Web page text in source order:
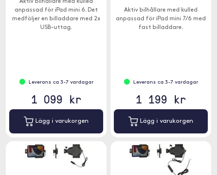
Aktiv bilhållare med kulled
anpassad för iPad mini 6. Det
medföljer en billaddare med 2x
USB-uttag.
Leverans ca 3-7 vardagar
1 099 kr
Lägg i varukorgen
Aktiv bilhållare med kulled
anpassad för iPad mini 7/6 med
fast billaddare.
Leverans ca 3-7 vardagar
1 199 kr
Lägg i varukorgen